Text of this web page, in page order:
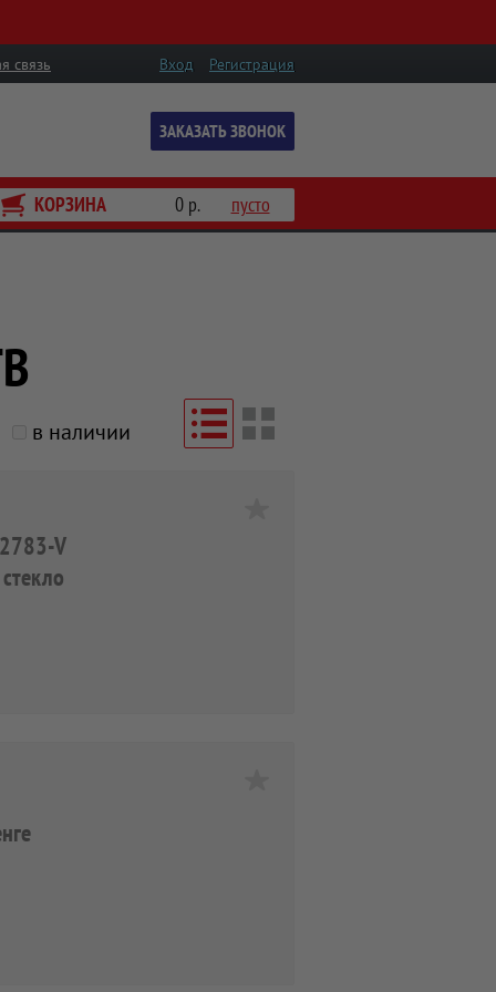
Вход Регистрация
связь
ЗАКАЗАТЬ ЗВОНОК
КОРЗИНА 0 р. пусто
в наличии
V